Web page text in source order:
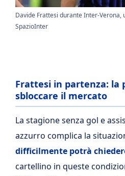
Davide Frattesi durante Inter-Verona,
SpazioInter
Frattesi in partenza: la
sbloccare il mercato
La stagione senza gol e
azzurro complica la
difficilmente potrà
cartellino in queste